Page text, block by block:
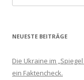
nach:
NEUESTE BEITRÄGE
Die Ukraine im „Spiegel
ein Faktencheck.